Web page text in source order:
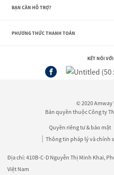
BẠN CẦN HỖ TRỢ?
PHƯƠNG THỨC THANH TOÁN
KẾT NỐI
© 2020 Amway
Bản quyền thuộc Công ty
Quyền riêng tư & bảo mật
Thông tin pháp lý và chính
Địa chỉ: 410B-C-D Nguyễn Thị Minh Khai,
Việt Nam